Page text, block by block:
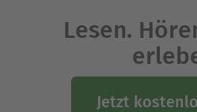
Lesen.
Jetzt